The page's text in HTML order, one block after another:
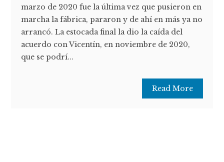
marzo de 2020 fue la última vez que pusieron en
marcha la fábrica, pararon y de ahí en más ya no
arrancó. La estocada final la dio la caída del
acuerdo con Vicentín, en noviembre de 2020,
que se podrí...
Read More